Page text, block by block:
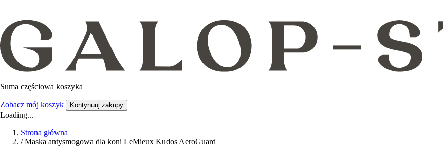
Suma częściowa koszyka
Zobacz mój koszyk Kontynuuj zakupy
Loading...
Strona główna
/ Maska antysmogowa dla koni LeMieux Kudos AeroGuard